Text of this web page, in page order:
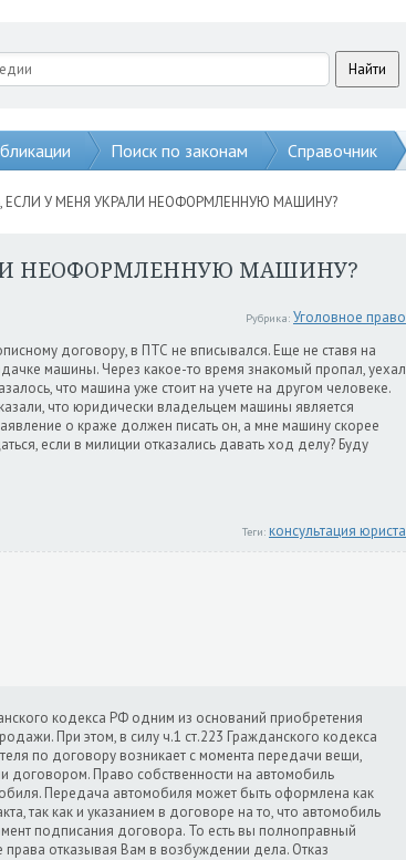
Поиск по законам Справочник
ЕСЛИ У МЕНЯ УКРАЛИ НЕОФОРМЛЕННУЮ МАШИНУ?
НЕОФОРМЛЕННУЮ МАШИНУ?
Рубрика: Уголовное право
договору, в ПТС не вписывался. Еще не ставя на
машины. Через какое-то время знакомый пропал, уехал
что машина уже стоит на учете на другом человеке.
что юридически владельцем машины является
о краже должен писать он, а мне машину скорее
если в милиции отказались давать ход делу? Буду
Теги: консультация юриста
кодекса РФ одним из оснований приобретения
При этом, в силу ч.1 ст.223 Гражданского кодекса
по договору возникает с момента передачи вещи,
договором. Право собственности на автомобиль
Передача автомобиля может быть оформлена как
так как и указанием в договоре на то, что автомобиль
подписания договора. То есть вы полноправный
права отказывая Вам в возбуждении дела. Отказ